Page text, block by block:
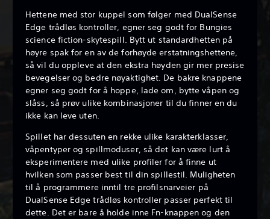
Hettene med stor kuppel som følger med DualSense
Edge trådløs kontroller, egner seg godt for Bungies
science fiction-skytespill. Bytt ut standardhetten på
høyre spak for en av de forhøyde erstatningshettene,
så vil du oppleve at den ekstra høyden gir mer presise
bevegelser og bedre nøyaktighet. De bakre knappene
egner seg godt for å hoppe, lade om, bytte våpen og
slåss, så prøv ulike kombinasjoner til du finner en du
ikke kan leve uten.
Spillet har dessuten en rekke ulike karakterklasser,
våpentyper og spillmoduser, så det kan være lurt å
eksperimentere med ulike profiler for å finne ut
hvilken som passer best til din spillestil. Muligheten
til å programmere inntil tre profilsnarveier på
DualSense Edge trådløs kontroller passer perfekt til
dette. Det er bare å holde inne Fn-knappen og den